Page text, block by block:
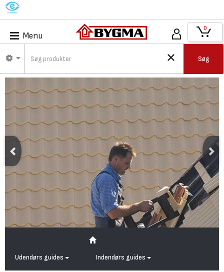
M
Menu
Søg
0
Udendørs guides Indendørs guides